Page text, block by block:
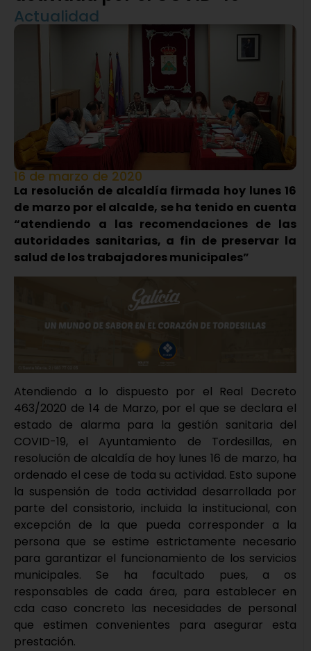
Actualidad
16 de marzo de 2020
La resolución de alcaldía firmada hoy lunes 16
de marzo por el alcalde, se ha tenido en cuenta
“atendiendo a las recomendaciones de las
autoridades sanitarias, a fin de preservar la
salud de los trabajadores municipales”
Atendiendo a lo dispuesto por el Real Decreto
463/2020 de 14 de Marzo, por el que se declara el
estado de alarma para la gestión sanitaria del
COVID-19, el Ayuntamiento de Tordesillas, en
resolución de alcaldía de hoy lunes 16 de marzo, ha
ordenado el cese de toda su actividad. Esto supone
la suspensión de toda actividad desarrollada por
parte del consistorio, incluida la institucional, con
excepción de la que pueda corresponder a la
persona que se estime estrictamente necesario
para garantizar el funcionamiento de los servicios
municipales. Se ha facultado pues, a os
responsables de cada área, para establecer en
cda caso concreto las necesidades de personal
que estimen convenientes para asegurar esta
prestación.